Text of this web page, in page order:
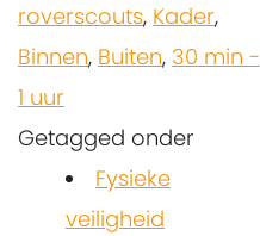
roverscouts, Kader,
Binnen, Buiten, 30 min -
1 uur
Getagged onder
Fysieke
veiligheid